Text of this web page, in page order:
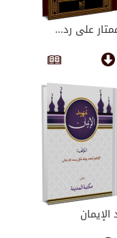
على رد...